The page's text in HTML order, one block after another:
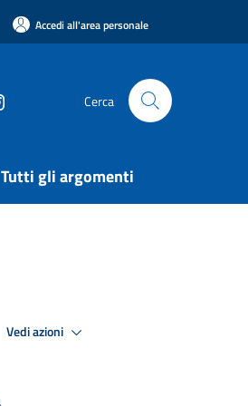
Accedi all'area personale
Cerca
Tutti gli argomenti
Vedi azioni